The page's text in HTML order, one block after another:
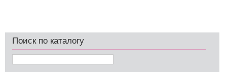
Поиск по каталогу